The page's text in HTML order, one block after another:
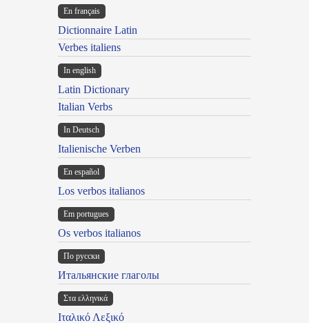
En français
Dictionnaire Latin
Verbes italiens
In english
Latin Dictionary
Italian Verbs
In Deutsch
Italienische Verben
En español
Los verbos italianos
Em portugues
Os verbos italianos
По русски
Итальянские глаголы
Στα ελληνικά
Ιταλικό Λεξικό